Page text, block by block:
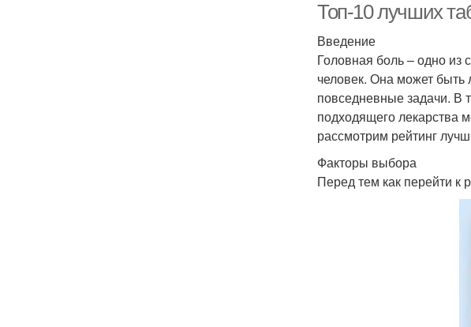
Топ-10 лучших
Введение
Головная боль – одно из
человек. Она может быть
повседневные задачи. В
подходящего лекарства
рассмотрим рейтинг
Факторы выбора
Перед тем как перейти к